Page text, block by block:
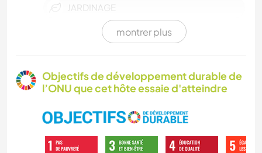
JARDINAGE
DESSIN ET PEINTURE
montrer plus
Objectifs de développement durable de
l’ONU que cet hôte essaie d'atteindre